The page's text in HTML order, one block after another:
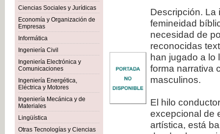
Ciencias Sociales y Jurídicas
Economía y Organización de
Empresas
Informática
Ingeniería Civil
Ingeniería Electrónica y
Comunicaciones
Ingeniería Energética,
Eléctrica y Motores
Ingeniería Mecánica y de
Materiales
Lingüística
Otras Tecnologías y Ciencias
Descripción. La
femineidad
necesidad de
reconocidas
han jugado a lo
forma narrativa
masculinos.
El hilo
excepcional de
artística, está